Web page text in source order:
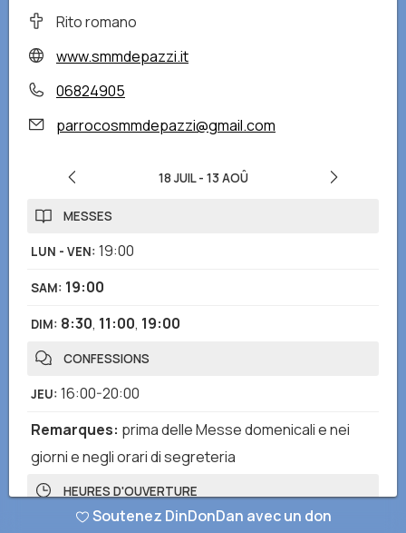
Rito romano
www.smmdepazzi.it
06824905
parrocosmmdepazzi@gmail.com
18 JUIL- 13 AOÛ
MESSES
LUN - VEN: 19:00
SAM: 19:00
DIM: 8:30, 11:00, 19:00
CONFESSIONS
JEU: 16:00-20:00
Remarques: prima delle Messe domenicali e nei
giorni e negli orari di segreteria
HEURES D'OUVERTURE
LUN - DIM 7:15-12:30 ,17:00-20:00
Soutenez DinDonDan avec un don